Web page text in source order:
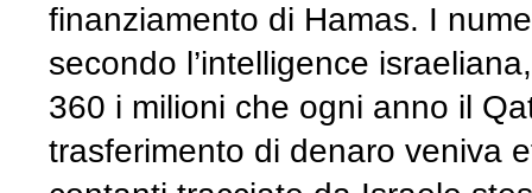
finanziamento di Hamas. I
secondo l’intelligence
360 i milioni che ogni anno il
trasferimento di denaro veniva